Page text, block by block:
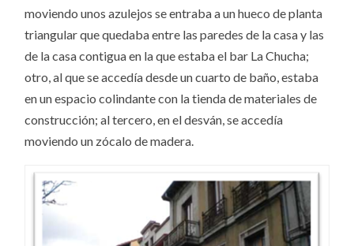
moviendo unos azulejos se entraba a un hueco de planta
triangular que quedaba entre las paredes de la casa y las
de la casa contigua en la que estaba el bar La Chucha;
otro, al que se accedía desde un cuarto de baño, estaba
en un espacio colindante con la tienda de materiales de
construcción; al tercero, en el desván, se accedía
moviendo un zócalo de madera.